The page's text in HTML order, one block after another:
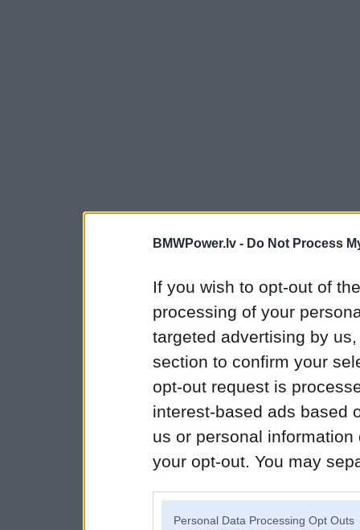
BMWPower.lv - Do Not Process
If you wish to opt-out of
processing of your
targeted advertising by
section to confirm your
opt-out request is
interest-based ads based
us or personal
your opt-out. You may
Personal Data Processing Opt Outs